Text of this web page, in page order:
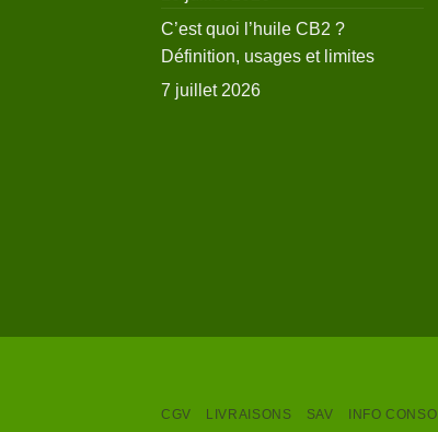
C’est quoi l’huile CB2 ?
Définition, usages et limites
7 juillet 2026
CGV LIVRAISONS SAV INFO CONSO